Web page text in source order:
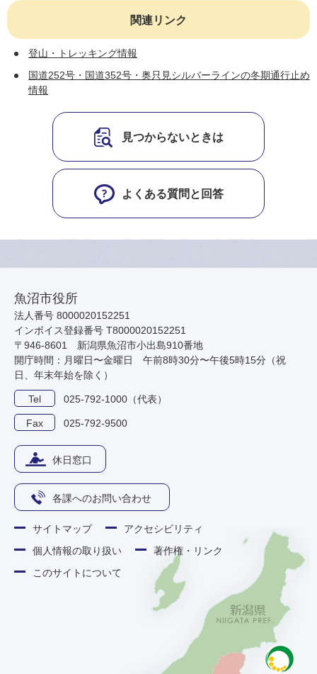
関連リンク
登山・トレッキング情報
国道252号・国道352号・奥只見シルバーラインの冬期通行止め
情報
見つからないときは
よくある質問と回答
魚沼市役所
法人番号 8000020152251
インボイス登録番号 T8000020152251
〒946-8601 新潟県魚沼市小出島910番地
開庁時間：月曜日〜金曜日 午前8時30分〜午後5時15分（祝
日、年末年始を除く）
Tel 025-792-1000（代表）
Fax 025-792-9500
休日窓口
各課へのお問い合わせ
サイトマップ
アクセシビリティ
個人情報の取り扱い
著作権・リンク
このサイトについて